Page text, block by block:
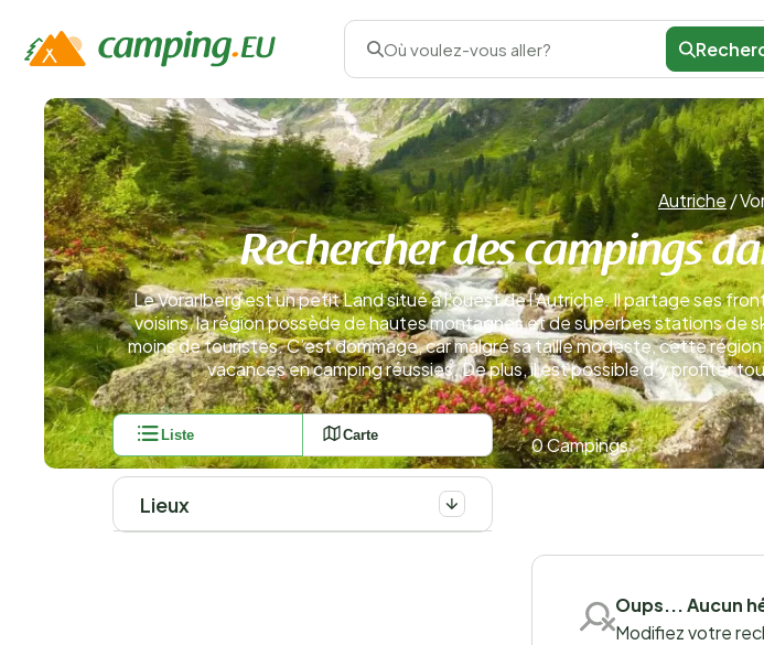
Où voulez-vous aller?
Autriche/
Rechercher des campings
Le Vorarlberg est un petit Land situé à l’ouest de l’Autriche. Il partage ses
voisins, la région possède de hautes montagnes et de superbes stations de
moins de touristes. C’est dommage, car malgré sa taille modeste, cette
vacances en camping réussies. De plus, il est possible d’y profiter
Liste Carte
Lieux
0 Campings
Oups... Aucun
Modifiez votre